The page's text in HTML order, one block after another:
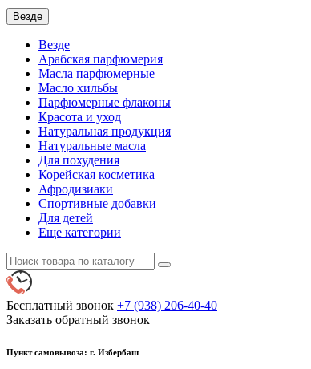
Везде
Везде
Арабская парфюмерия
Масла парфюмерные
Масло хильбы
Парфюмерные флаконы
Красота и уход
Натуральная продукция
Натуральные масла
Для похудения
Корейская косметика
Афродизиаки
Спортивные добавки
Для детей
Еще категории
Бесплатный звонок +7 (938) 206-40-40
Заказать обратный звонок
Пункт самовывоза: г. Избербаш